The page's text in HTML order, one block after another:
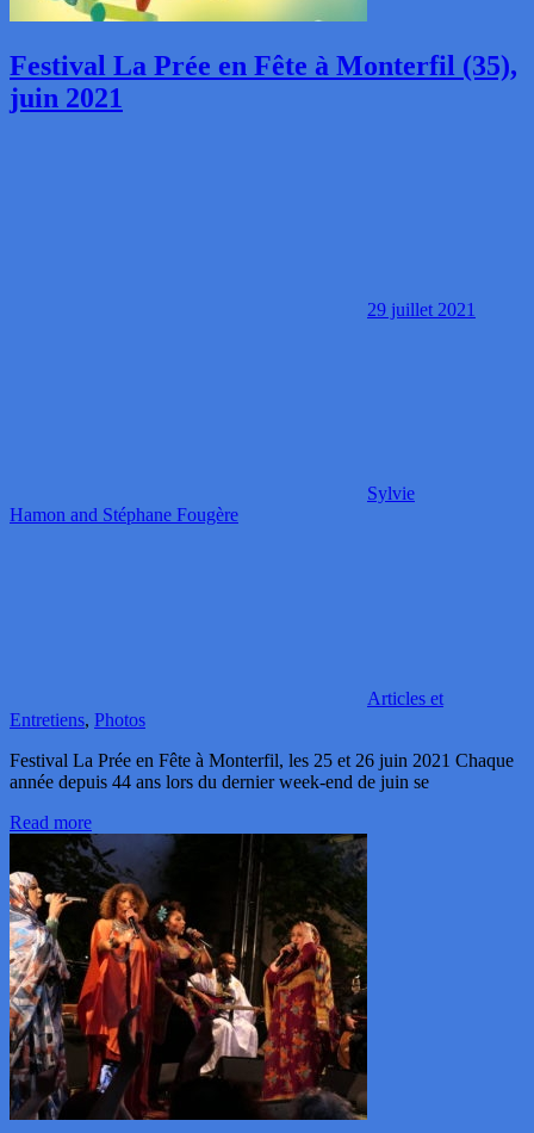
Festival La Prée en Fête à Monterfil (35),
juin 2021
29 juillet 2021
Sylvie
Hamon and Stéphane Fougère
Articles et
Entretiens, Photos
Festival La Prée en Fête à Monterfil, les 25 et 26 juin 2021 Chaque
année depuis 44 ans lors du dernier week-end de juin se
Read more